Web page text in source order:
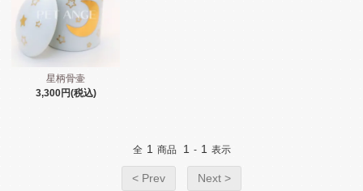
星柄骨壷
3,300円(税込)
全 1 商品 1 - 1 表示
< Prev Next >